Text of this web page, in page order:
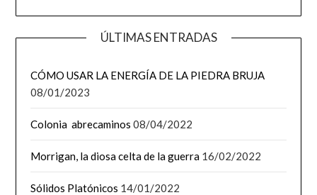
ÚLTIMAS ENTRADAS
CÓMO USAR LA ENERGÍA DE LA PIEDRA BRUJA
08/01/2023
Colonia abrecaminos 08/04/2022
Morrigan, la diosa celta de la guerra 16/02/2022
Sólidos Platónicos 14/01/2022